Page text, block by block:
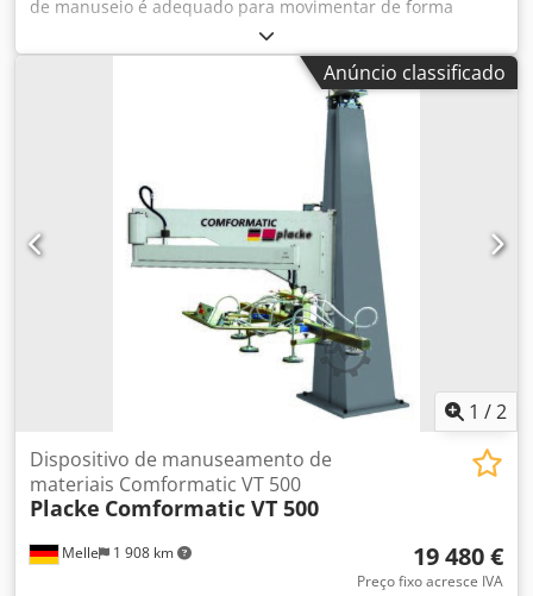
de manuseio é adequado para movimentar de forma
segura e estável materiais de grande superfície com
apenas um operador. O equipamento pode ser fornecido
como uma unidade independente para qualquer máquina.
A relação qualidade-preço é convincente, pois o tempo de
amortização é inferior a um ano. Composto pelos
seguintes componentes principais: (também disponíveis
separadamente) • Suporte de coluna • Braço giratório •
Barra de elevação com comando Dados técnicos VT 1000:
Capacidade de elevação: 1000 kg Altura máxima de
elevação: 1295 mm Velocidade de elevação: 4 e 8 m/min
Raio máximo de giro: 3900 mm Ligação à rede: 400 V / 50
Hz Dimensões máximas do produto: 4000 x 2000 mm²
(dependente do peso) Altura total: 2990 mm Peso total:
1350 kg Dcjdpfx Aew Nh Dzjdkjk Alternativamente,
oferecemos este equipamento de manuseio também com
uma capacidade de elevação de 500 kg.
Anúncio classificado
1 /2
Melle 1 908 km
Dispositivo de manuseamento de
materiais Comformatic VT 500
Placke Comformatic VT 500
19 480 €
Preço fixo acresce IVA